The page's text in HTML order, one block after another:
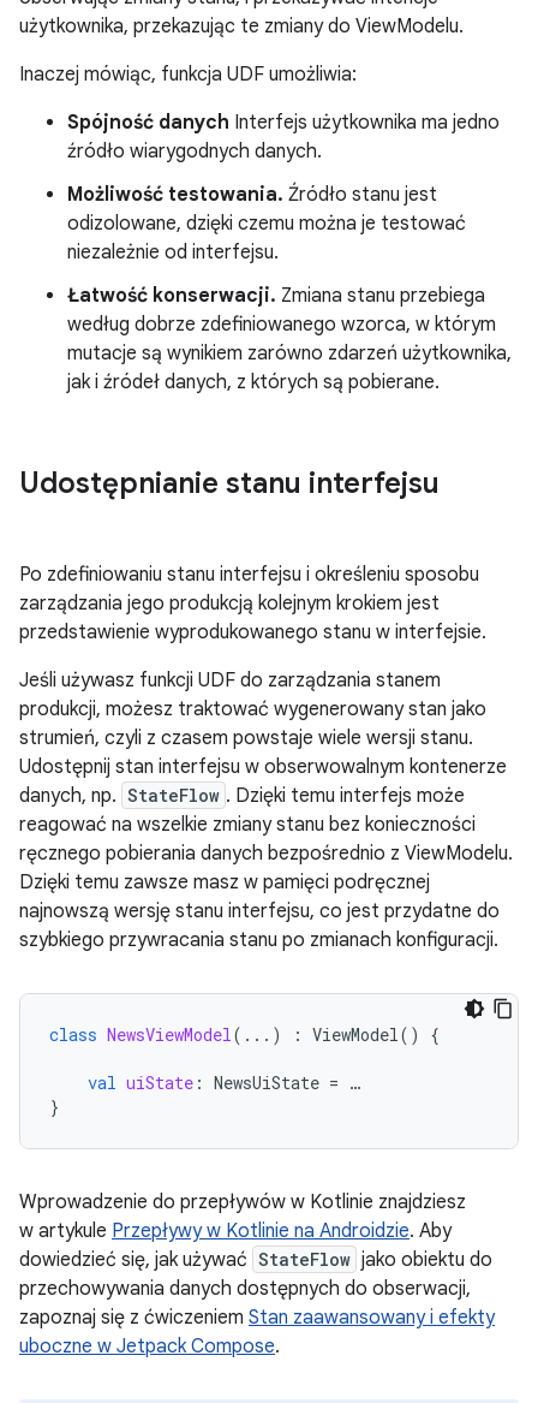
użytkownika, przekazując te zmiany do ViewModelu.
Inaczej mówiąc, funkcja UDF umożliwia:
Spójność danych Interfejs użytkownika ma jedno
źródło wiarygodnych danych.
Możliwość testowania. Źródło stanu jest
odizolowane, dzięki czemu można je testować
niezależnie od interfejsu.
Łatwość konserwacji. Zmiana stanu przebiega
według dobrze zdefiniowanego wzorca, w którym
mutacje są wynikiem zarówno zdarzeń użytkownika,
jak i źródeł danych, z których są pobierane.
Udostępnianie stanu interfejsu
Po zdefiniowaniu stanu interfejsu i określeniu sposobu
zarządzania jego produkcją kolejnym krokiem jest
przedstawienie wyprodukowanego stanu w interfejsie.
Jeśli używasz funkcji UDF do zarządzania stanem
produkcji, możesz traktować wygenerowany stan jako
strumień, czyli z czasem powstaje wiele wersji stanu.
Udostępnij stan interfejsu w obserwowalnym kontenerze
danych, np. StateFlow . Dzięki temu interfejs może
reagować na wszelkie zmiany stanu bez konieczności
ręcznego pobierania danych bezpośrednio z ViewModelu.
Dzięki temu zawsze masz w pamięci podręcznej
najnowszą wersję stanu interfejsu, co jest przydatne do
szybkiego przywracania stanu po zmianach konfiguracji.
class NewsViewModel(...) : ViewModel() {
val uiState : NewsUiState = …
}
Wprowadzenie do przepływów w Kotlinie znajdziesz
w artykule Przepływy w Kotlinie na Androidzie. Aby
dowiedzieć się, jak używać StateFlow jako obiektu do
przechowywania danych dostępnych do obserwacji,
zapoznaj się z ćwiczeniem Stan zaawansowany i efekty
uboczne w Jetpack Compose.